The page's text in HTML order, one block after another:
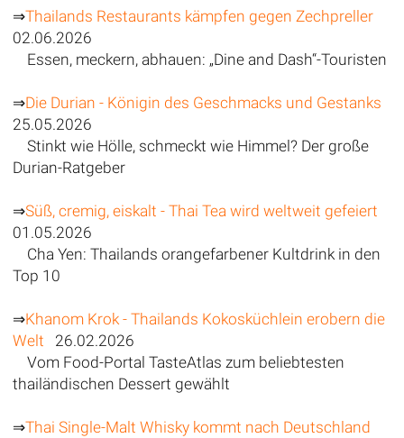
⇒Thailands Restaurants kämpfen gegen Zechpreller
02.06.2026
Essen, meckern, abhauen: „Dine and Dash“-Touristen
⇒Die Durian - Königin des Geschmacks und Gestanks
25.05.2026
Stinkt wie Hölle, schmeckt wie Himmel? Der große
Durian-Ratgeber
⇒Süß, cremig, eiskalt - Thai Tea wird weltweit gefeiert
01.05.2026
Cha Yen: Thailands orangefarbener Kultdrink in den
Top 10
⇒Khanom Krok - Thailands Kokosküchlein erobern die
Welt
26.02.2026
Vom Food-Portal TasteAtlas zum beliebtesten
thailändischen Dessert gewählt
⇒Thai Single-Malt Whisky kommt nach Deutschland